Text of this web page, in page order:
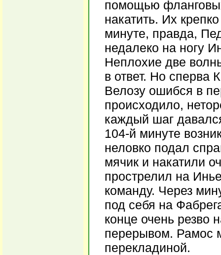
помощью
накатить. Их
минуте, правда,
недалеко на ногу
Неплохие две
в ответ. Но сперва
Велозу ошибся в
происходило,
каждый шаг
104-й минуте
неловко подал
мячик и накатили
прострелил на
команду. Через
под себя на
конце очень резво
перерывом. Рамос
перекладиной.